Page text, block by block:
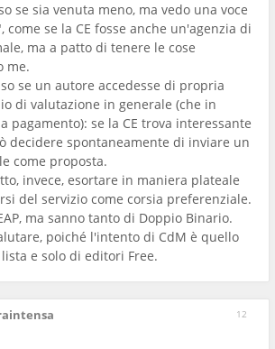
se sia venuta meno, ma vedo una voce
se la CE fosse anche un'agenzia di
ma a patto di tenere le cose
me.
se un autore accedesse di propria
di valutazione in generale (che in
pagamento): se la CE trova interessante
decidere spontaneamente di inviare un
come proposta.
invece, esortare in maniera plateale
del servizio come corsia preferenziale.
ma sanno tanto di Doppio Binario.
poiché l'intento di CdM è quello
e solo di editori Free.
12